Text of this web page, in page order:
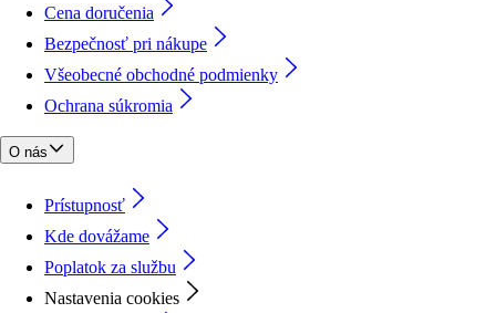
Cena doručenia
Bezpečnosť pri nákupe
Všeobecné obchodné podmienky
Ochrana súkromia
O nás
Prístupnosť
Kde dovážame
Poplatok za službu
Nastavenia cookies